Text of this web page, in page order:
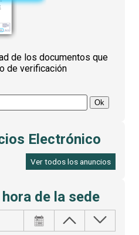
de los documentos que
de verificación
Electrónico
Ver todos los anuncios
de la sede